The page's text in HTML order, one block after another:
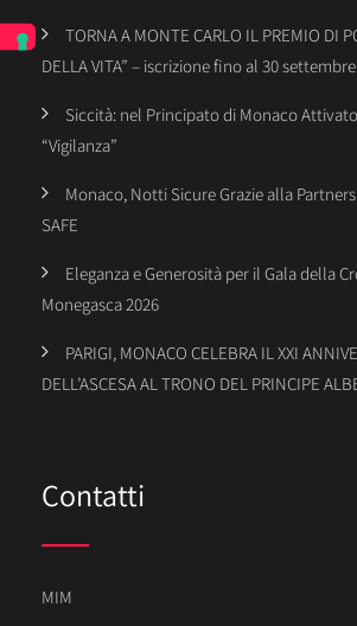
TORNA A MONTE CARLO IL PREMIO DI
DELLA VITA” – iscrizione fino al 30
Siccità: nel Principato di Monaco
“Vigilanza”
Monaco, Notti Sicure Grazie alla
SAFE
Eleganza e Generosità per il Gala della
Monegasca 2026
PARIGI, MONACO CELEBRA IL XXI
DELL’ASCESA AL TRONO DEL PRINCIPE
Contatti
MIM